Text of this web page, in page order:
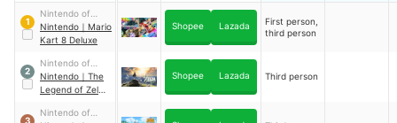
1
Nintendo of
America
Nintendo ｜ Mario
Kart 8 Deluxe
Shopee Lazada
First person,
third person
2
Nintendo of
America
Nintendo ｜ The
Legend of Zelda:
Wild
Shopee Lazada Third person
3
Nintendo of